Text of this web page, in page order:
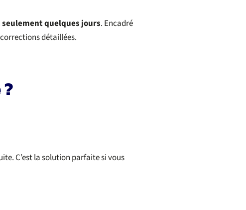
seulement quelques jours. Encadré
détaillées.
C’est la solution parfaite si vous